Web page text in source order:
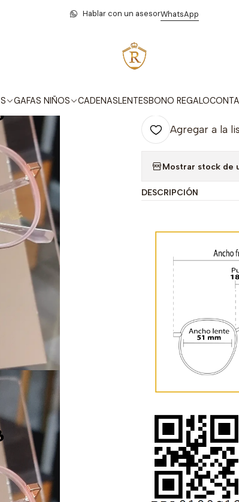
GAFAS NIÑOS CADENASLENTESBONO REGALO
Hablar con un asesorWhatsApp
Inicio Monturas Mujer RDA 2128 C13
|
RDA 2128
Cantidad
Agregar a la
Mostrar stock de
DESCRIPCIÓN